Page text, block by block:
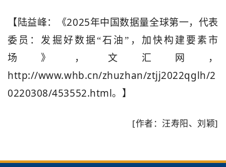
【陆益峰：《2025年中国数据量全球第一，代表
委员：发掘好数据“石油”，加快构建要素市
场》，文汇网，
http://www.whb.cn/zhuzhan/ztjj2022qglh/2
0220308/453552.html。】
[作者：汪寿阳、刘颖]